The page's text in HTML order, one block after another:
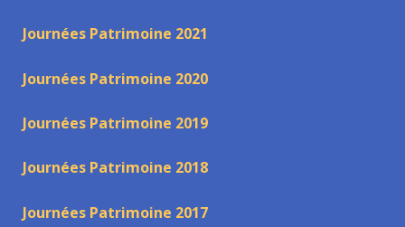
Journées Patrimoine 2021
Journées Patrimoine 2020
Journées Patrimoine 2019
Journées Patrimoine 2018
Journées Patrimoine 2017